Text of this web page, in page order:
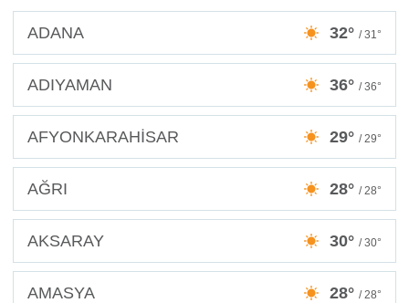
ADANA 32° / 31°
ADIYAMAN 36° / 36°
AFYONKARAHİSAR 29° / 29°
AĞRI 28° / 28°
AKSARAY 30° / 30°
AMASYA 28° / 28°